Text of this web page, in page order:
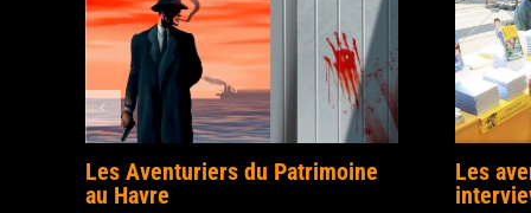
Les Aventuriers du Patrimoine
au Havre
Les